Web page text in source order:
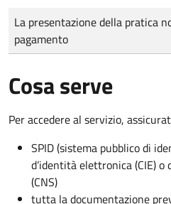
Tipo di pagamento
Importo
La presentazione della pratica
pagamento
Cosa serve
Per accedere al servizio,
SPID (sistema pubblico di
d’identità elettronica (CIE)
(CNS)
tutta la documentazione